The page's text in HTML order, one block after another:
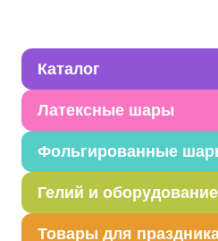
Каталог
Латексные шары
Фольгированные
Гелий и оборудование
Товары для
Цвет
Размер
Общие размеры
Исходный материал
Дата последнего